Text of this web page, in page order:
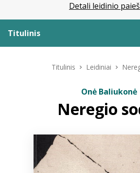
Detali leidinio
Titulinis
ELVIS atvyksta
Bibliotekoms
Titulinis Leidiniai
Onė Baliukonė
Neregio